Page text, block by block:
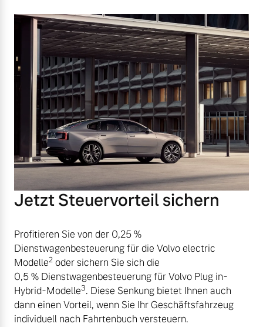
Jetzt Steuervorteil sichern
Profitieren Sie von der 0,25 %
Dienstwagenbesteuerung für die Volvo electric
Modelle2 oder sichern Sie sich die
0,5 % Dienstwagenbesteuerung für Volvo Plug in-
Hybrid-Modelle3. Diese Senkung bietet Ihnen auch
dann einen Vorteil, wenn Sie Ihr Geschäftsfahrzeug
individuell nach Fahrtenbuch versteuern.